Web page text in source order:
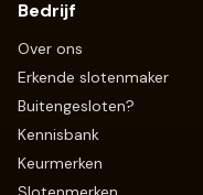
Bedrijf
Over ons
Erkende slotenmaker
Buitengesloten?
Kennisbank
Keurmerken